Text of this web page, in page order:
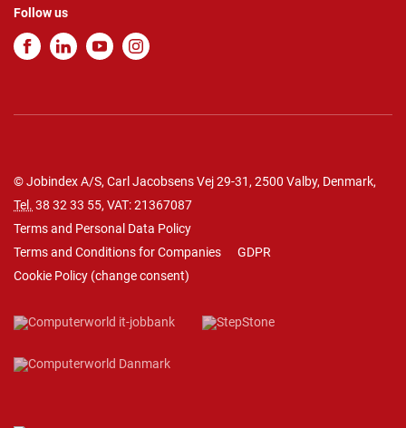
Follow us
© Jobindex A/S, Carl Jacobsens Vej 29-31, 2500 Valby, Denmark,
Tel. 38 32 33 55, VAT: 21367087
Terms and Personal Data Policy
Terms and Conditions for Companies
GDPR
Cookie Policy (change consent)